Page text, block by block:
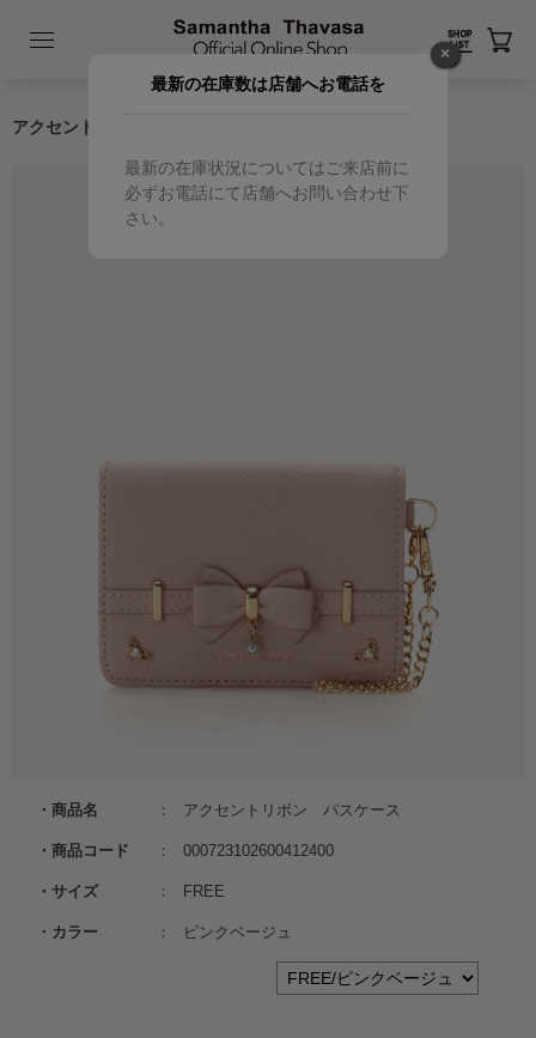
アクセントリボン パスケース
商品名 アクセントリボン パスケース
商品コード 000723102600412400
サイズ FREE
カラー ピンクベージュ
×
最新の在庫数は店舗へお電話を
最新の在庫状況についてはご来店前に
必ずお電話にて店舗へお問い合わせ下
さい。